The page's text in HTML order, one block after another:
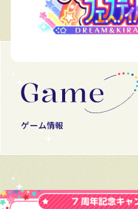
ゲーム情報